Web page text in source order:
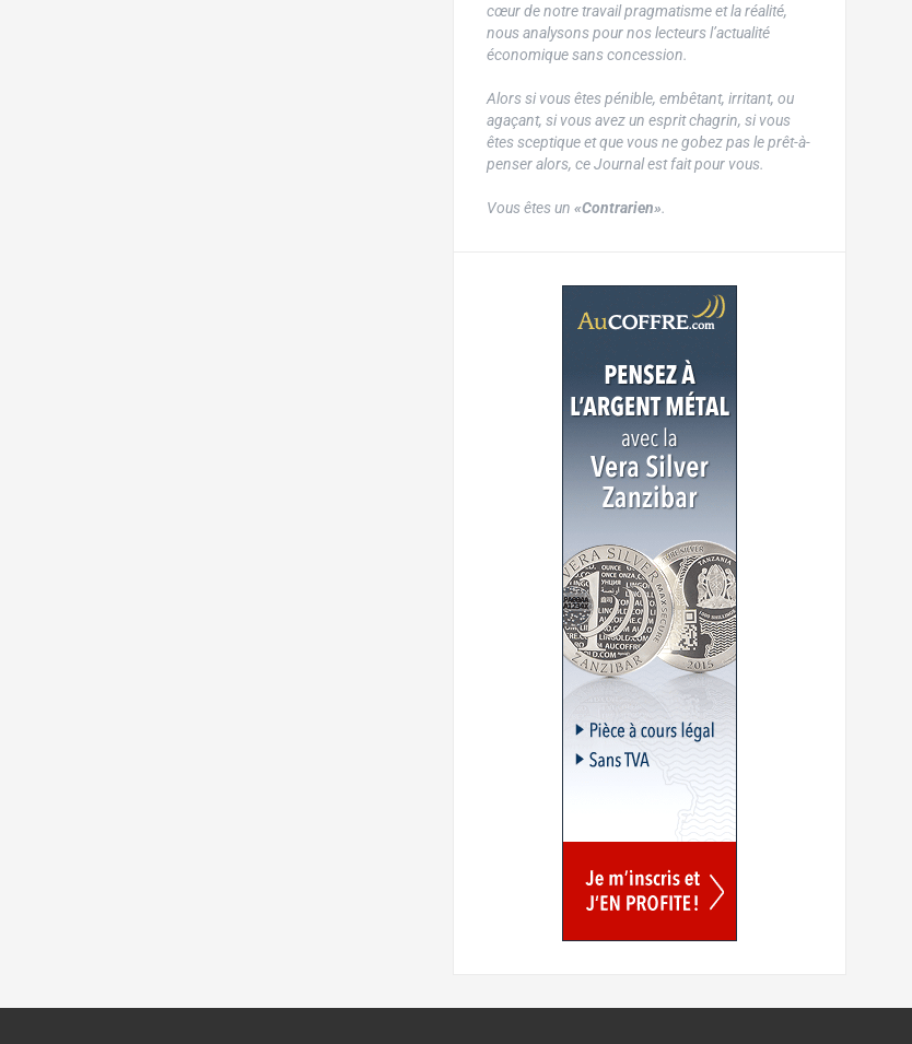
cœur de notre travail pragmatisme et la réalité,
nous analysons pour nos lecteurs l’actualité
économique sans concession.
Alors si vous êtes pénible, embêtant, irritant, ou
agaçant, si vous avez un esprit chagrin, si vous
êtes sceptique et que vous ne gobez pas le prêt-à-
penser alors, ce Journal est fait pour vous.
Vous êtes un «Contrarien».